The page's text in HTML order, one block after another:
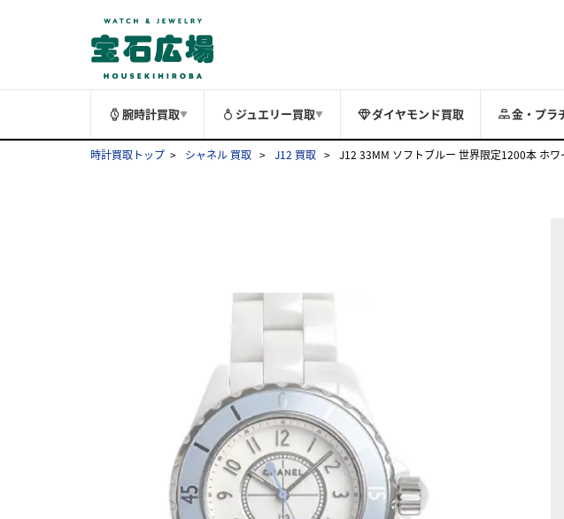
腕時計買取▼ ジュエリー買取▼ ダイヤモンド買取 金・プラ
時計買取トップ シャネル 買取 J12 買取 J12 33MM ソフトブルー 世界限定1200本 ホ